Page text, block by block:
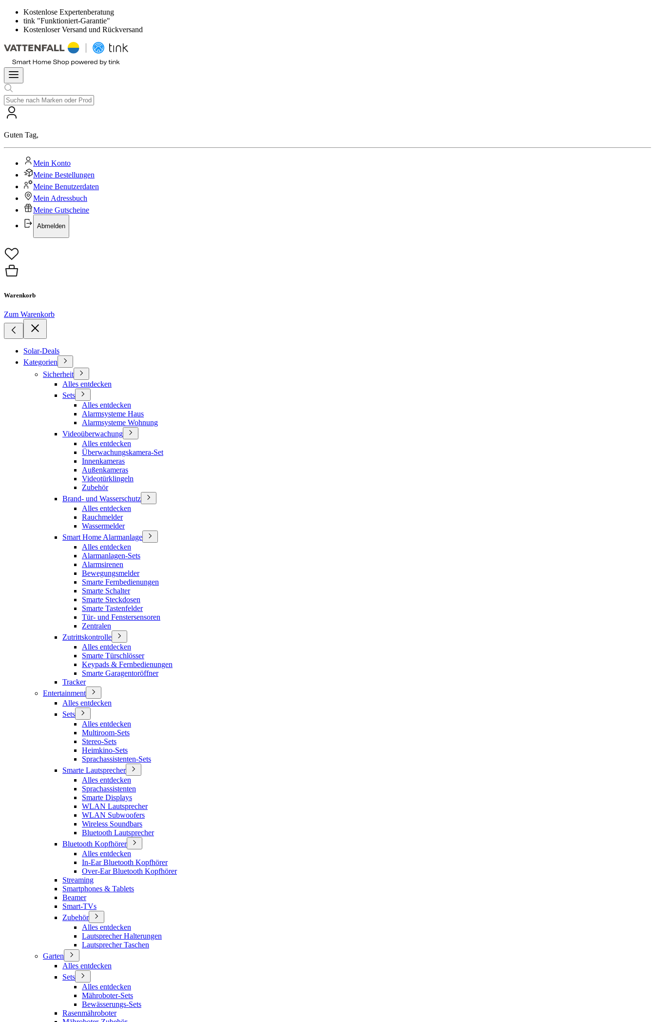
Kostenlose Expertenberatung
tink "Funktioniert-Garantie"
Kostenloser Versand und Rückversand
Guten Tag,
Mein Konto
Meine Bestellungen
Meine Benutzerdaten
Mein Adressbuch
Meine Gutscheine
Abmelden
Warenkorb
Zum Warenkorb
Solar-Deals
Kategorien
Sicherheit
Alles entdecken
Sets
Alles entdecken
Alarmsysteme Haus
Alarmsysteme Wohnung
Videoüberwachung
Alles entdecken
Überwachungskamera-Set
Innenkameras
Außenkameras
Videotürklingeln
Zubehör
Brand- und Wasserschutz
Alles entdecken
Rauchmelder
Wassermelder
Smart Home Alarmanlage
Alles entdecken
Alarmanlagen-Sets
Alarmsirenen
Bewegungsmelder
Smarte Fernbedienungen
Smarte Schalter
Smarte Steckdosen
Smarte Tastenfelder
Tür- und Fenstersensoren
Zentralen
Zutrittskontrolle
Alles entdecken
Smarte Türschlösser
Keypads & Fernbedienungen
Smarte Garagentoröffner
Tracker
Entertainment
Alles entdecken
Sets
Alles entdecken
Multiroom-Sets
Stereo-Sets
Heimkino-Sets
Sprachassistenten-Sets
Smarte Lautsprecher
Alles entdecken
Sprachassistenten
Smarte Displays
WLAN Lautsprecher
WLAN Subwoofers
Wireless Soundbars
Bluetooth Lautsprecher
Bluetooth Kopfhörer
Alles entdecken
In-Ear Bluetooth Kopfhörer
Over-Ear Bluetooth Kopfhörer
Streaming
Smartphones & Tablets
Beamer
Smart-TVs
Zubehör
Alles entdecken
Lautsprecher Halterungen
Lautsprecher Taschen
Garten
Alles entdecken
Sets
Alles entdecken
Mähroboter-Sets
Bewässerungs-Sets
Rasenmähroboter